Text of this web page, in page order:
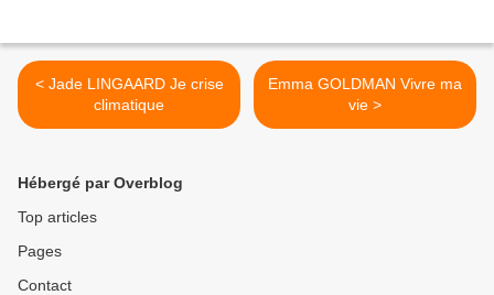
< Jade LINGAARD Je crise
climatique
Emma GOLDMAN Vivre ma
vie >
Hébergé par Overblog
Top articles
Pages
Contact